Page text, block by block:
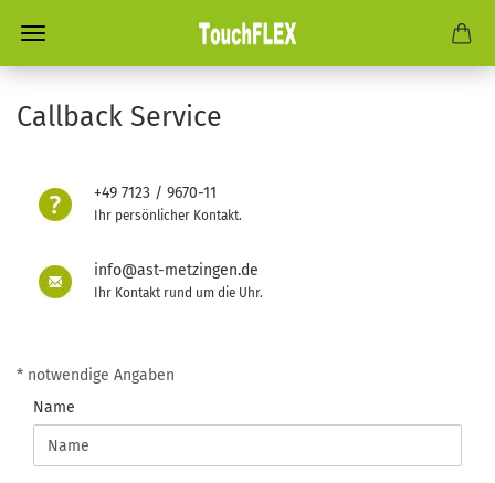
Callback Service
+49 7123 / 9670-11
Ihr persönlicher Kontakt.
info@ast-metzingen.de
Ihr Kontakt rund um die Uhr.
SERVICE
* notwendige Angaben
Name